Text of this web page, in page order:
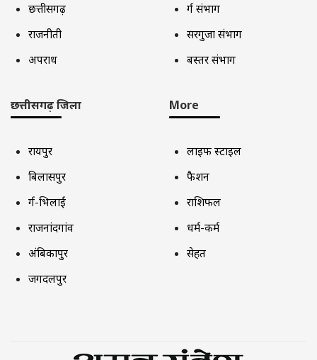
छत्तीसगढ़
राजनीती
अपराध
दुर्ग संभाग
सरगुजा संभाग
बस्तर संभाग
छत्तीसगढ़ जिला
रायपुर
बिलासपुर
दुर्ग-भिलाई
राजनांदगांव
अंबिकापुर
जगदलपुर
More
लाइफ स्टाइल
फैशन
राशिफल
धर्म-कर्म
सेहत